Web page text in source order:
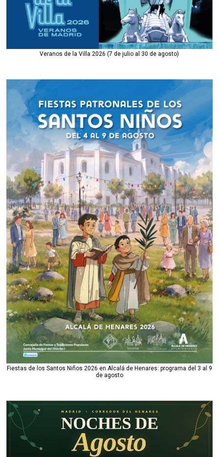
Veranos de la Villa 2026 (7 de julio al 30 de agosto)
Fiestas de los Santos Niños 2026 en Alcalá de Henares: programa del 3 al 9
de agosto